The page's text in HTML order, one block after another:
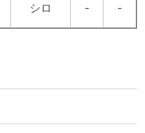
シロ - -